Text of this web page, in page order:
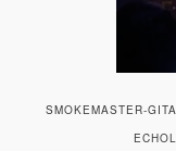
SMOKEMASTER-